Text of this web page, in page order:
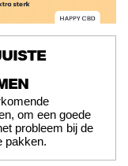
om een goede
probleem bij de
pakken.